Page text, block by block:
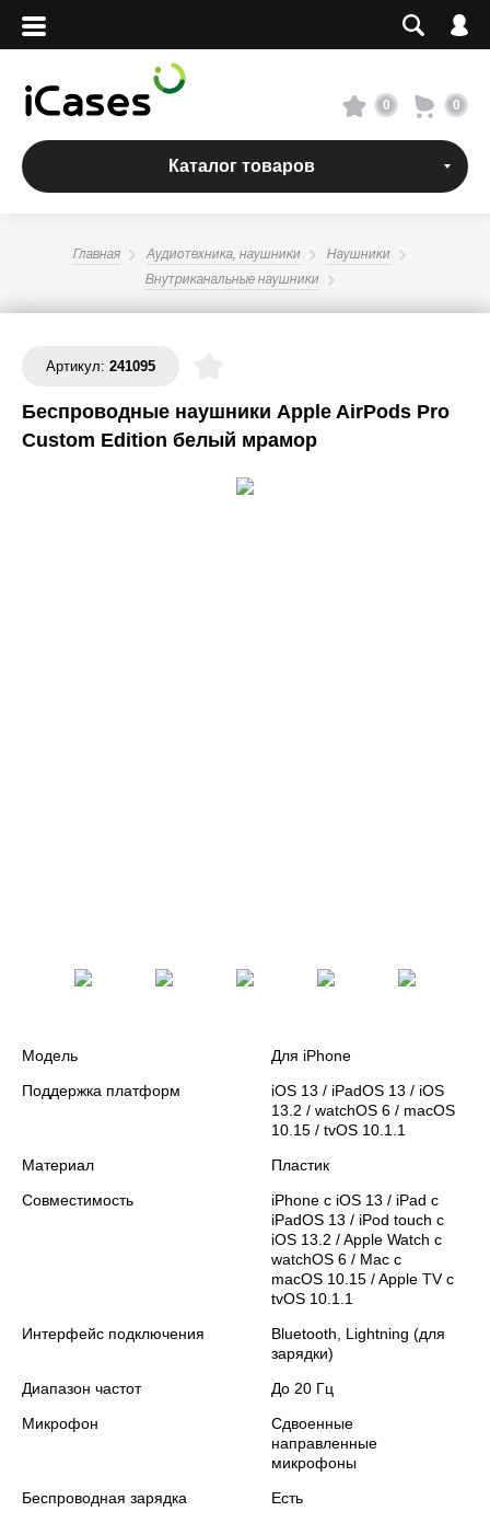
Вход
Сервисный центр
О магазине
Адреса магазинов
+7 495 960-31-54
+7 800 500-31-47
0 0
Каталог товаров
Главная Аудиотехника, наушники Наушники
Внутриканальные наушники
Артикул: 241095
Беспроводные наушники Apple AirPods Pro
Custom Edition белый мрамор
Модель
Для iPhone
Поддержка платформ
iOS 13 / iPadOS 13 / iOS
13.2 / watchOS 6 / macOS
10.15 / tvOS 10.1.1
Материал
Пластик
Совместимость
iPhone c iOS 13 / iPad с
iPadOS 13 / iPod touch с
iOS 13.2 / Apple Watch c
watchOS 6 / Mac с
macOS 10.15 / Apple TV c
tvOS 10.1.1
Интерфейс подключения
Bluetooth, Lightning (для
зарядки)
Диапазон частот
До 20 Гц
Микрофон
Сдвоенные
направленные
микрофоны
Беспроводная зарядка
Есть